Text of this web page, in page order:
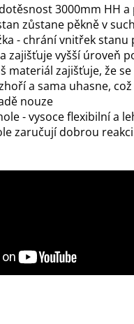
3000mm HH
zůstane pěkně v
- chrání vnitřek stanu
zajišťuje vyšší úroveň
materiál zajišťuje, že se
a sama uhasne,
nouze
- vysoce flexibilní a
zaručují dobrou